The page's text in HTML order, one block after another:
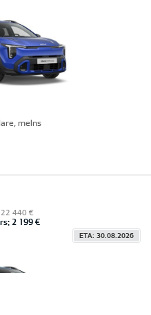
melns
22 440 €
2 199 €
ETA: 30.08.2026